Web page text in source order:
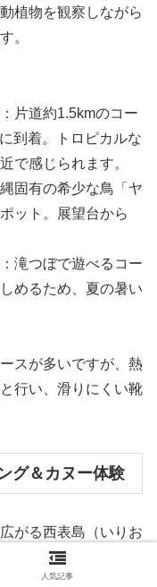
植物を観察しながら
。
片道約1.5kmのコー
到着。トロピカルな
で感じられます。
固有の希少な鳥「ヤ
ット。展望台から
滝つぼで遊べるコー
めるため、夏の暑い
スが多いですが、熱
行い、滑りにくい靴
グ＆カヌー体験
がる西表島（いりお
クの聖地ともいわれ
生林に覆われてお
人気記事